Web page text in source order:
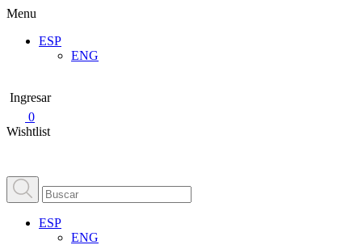
Menu
ESP
ENG
Ingresar
0
Wishtlist
ESP
ENG